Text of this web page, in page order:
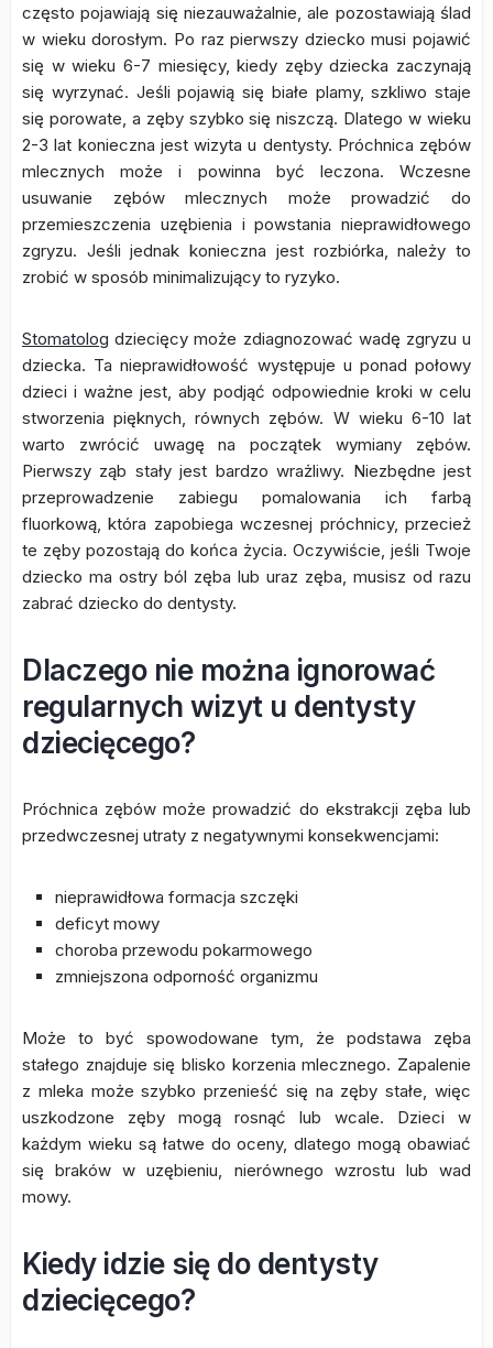
często pojawiają się niezauważalnie, ale pozostawiają ślad
w wieku dorosłym. Po raz pierwszy dziecko musi pojawić
się w wieku 6-7 miesięcy, kiedy zęby dziecka zaczynają
się wyrzynać. Jeśli pojawią się białe plamy, szkliwo staje
się porowate, a zęby szybko się niszczą. Dlatego w wieku
2-3 lat konieczna jest wizyta u dentysty. Próchnica zębów
mlecznych może i powinna być leczona. Wczesne
usuwanie zębów mlecznych może prowadzić do
przemieszczenia uzębienia i powstania nieprawidłowego
zgryzu. Jeśli jednak konieczna jest rozbiórka, należy to
zrobić w sposób minimalizujący to ryzyko.
Stomatolog dziecięcy może zdiagnozować wadę zgryzu u
dziecka. Ta nieprawidłowość występuje u ponad połowy
dzieci i ważne jest, aby podjąć odpowiednie kroki w celu
stworzenia pięknych, równych zębów. W wieku 6-10 lat
warto zwrócić uwagę na początek wymiany zębów.
Pierwszy ząb stały jest bardzo wrażliwy. Niezbędne jest
przeprowadzenie zabiegu pomalowania ich farbą
fluorkową, która zapobiega wczesnej próchnicy, przecież
te zęby pozostają do końca życia. Oczywiście, jeśli Twoje
dziecko ma ostry ból zęba lub uraz zęba, musisz od razu
zabrać dziecko do dentysty.
Dlaczego nie można ignorować
regularnych wizyt u dentysty
dziecięcego?
Próchnica zębów może prowadzić do ekstrakcji zęba lub
przedwczesnej utraty z negatywnymi konsekwencjami:
nieprawidłowa formacja szczęki
deficyt mowy
choroba przewodu pokarmowego
zmniejszona odporność organizmu
Może to być spowodowane tym, że podstawa zęba
stałego znajduje się blisko korzenia mlecznego. Zapalenie
z mleka może szybko przenieść się na zęby stałe, więc
uszkodzone zęby mogą rosnąć lub wcale. Dzieci w
każdym wieku są łatwe do oceny, dlatego mogą obawiać
się braków w uzębieniu, nierównego wzrostu lub wad
mowy.
Kiedy idzie się do dentysty
dziecięcego?